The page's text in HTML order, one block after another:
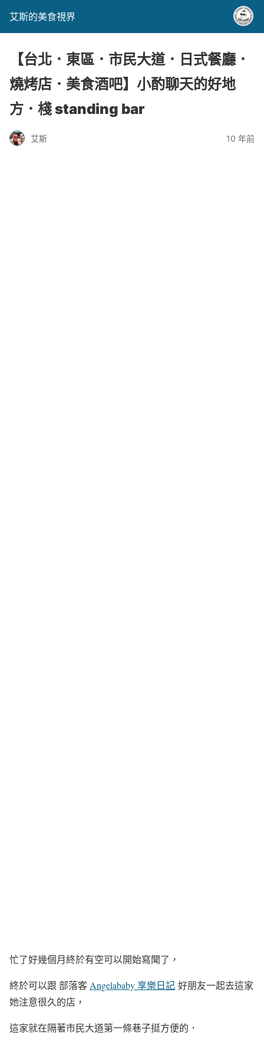
艾斯的美食視界
【台北．東區．市民大道．日式餐廳．
燒烤店．美食酒吧】小酌聊天的好地
方．棧 standing bar
艾斯 10 年前
忙了好幾個月終於有空可以開始寫聞了，
終於可以跟 部落客Angelababy 享樂日記 好朋友一起去這家
她注意很久的店，
這家就在隔著市民大道第一條巷子挺方便的．